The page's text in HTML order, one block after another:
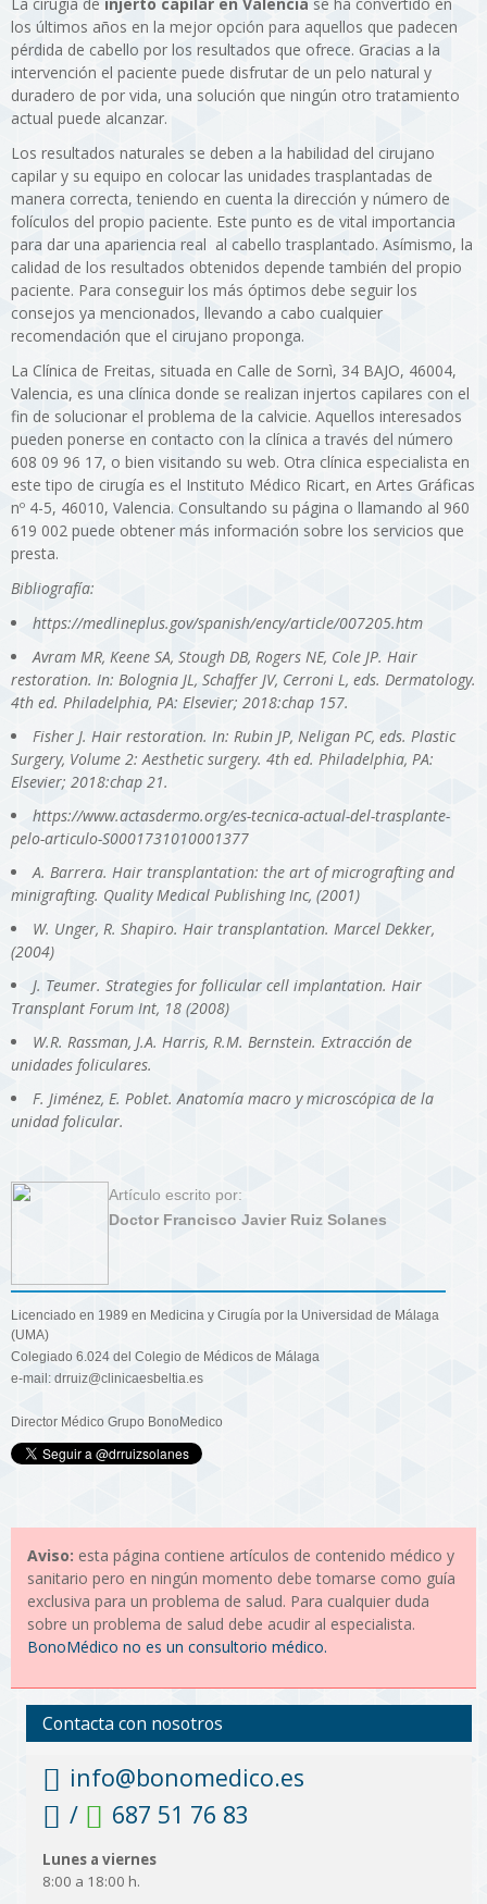
los últimos años en la mejor opción para aquellos que padecen
pérdida de cabello por los resultados que ofrece. Gracias a la
intervención el paciente puede disfrutar de un pelo natural y
duradero de por vida, una solución que ningún otro tratamiento
actual puede alcanzar.
Los resultados naturales se deben a la habilidad del cirujano
capilar y su equipo en colocar las unidades trasplantadas de
manera correcta, teniendo en cuenta la dirección y número de
folículos del propio paciente. Este punto es de vital importancia
para dar una apariencia real al cabello trasplantado. Asímismo, la
calidad de los resultados obtenidos depende también del propio
paciente. Para conseguir los más óptimos debe seguir los
consejos ya mencionados, llevando a cabo cualquier
recomendación que el cirujano proponga.
La Clínica de Freitas, situada en Calle de Sornì, 34 BAJO, 46004,
Valencia, es una clínica donde se realizan injertos capilares con el
fin de solucionar el problema de la calvicie. Aquellos interesados
pueden ponerse en contacto con la clínica a través del número
608 09 96 17, o bien visitando su web. Otra clínica especialista en
este tipo de cirugía es el Instituto Médico Ricart, en Artes Gráficas
nº 4-5, 46010, Valencia. Consultando su página o llamando al 960
619 002 puede obtener más información sobre los servicios que
presta.
Bibliografía:
https://medlineplus.gov/spanish/ency/article/007205.htm
Avram MR, Keene SA, Stough DB, Rogers NE, Cole JP. Hair
restoration. In: Bolognia JL, Schaffer JV, Cerroni L, eds. Dermatology.
4th ed. Philadelphia, PA: Elsevier; 2018:chap 157.
Fisher J. Hair restoration. In: Rubin JP, Neligan PC, eds. Plastic
Surgery, Volume 2: Aesthetic surgery. 4th ed. Philadelphia, PA:
Elsevier; 2018:chap 21.
https://www.actasdermo.org/es-tecnica-actual-del-trasplante-
pelo-articulo-S0001731010001377
A. Barrera. Hair transplantation: the art of micrografting and
minigrafting. Quality Medical Publishing Inc, (2001)
W. Unger, R. Shapiro. Hair transplantation. Marcel Dekker,
(2004)
J. Teumer. Strategies for follicular cell implantation. Hair
Transplant Forum Int, 18 (2008)
W.R. Rassman, J.A. Harris, R.M. Bernstein. Extracción de
unidades foliculares.
F. Jiménez, E. Poblet. Anatomía macro y microscópica de la
unidad folicular.
Artículo escrito por:
Doctor Francisco Javier Ruiz Solanes
Licenciado en 1989 en Medicina y Cirugía por la Universidad de Málaga
(UMA)
Colegiado 6.024 del Colegio de Médicos de Málaga
e-mail: drruiz@clinicaesbeltia.es
Director Médico Grupo BonoMedico
Aviso: esta página contiene artículos de contenido médico y
sanitario pero en ningún momento debe tomarse como guía
exclusiva para un problema de salud. Para cualquier duda
sobre un problema de salud debe acudir al especialista.
BonoMédico no es un consultorio médico.
Contacta con nosotros
info@bonomedico.es
/
687 51 76 83
Lunes a viernes
8:00 a 18:00 h.